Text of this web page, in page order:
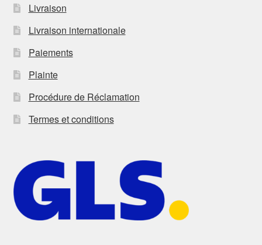
Livraison
Livraison internationale
Paiements
Plainte
Procédure de Réclamation
Termes et conditions